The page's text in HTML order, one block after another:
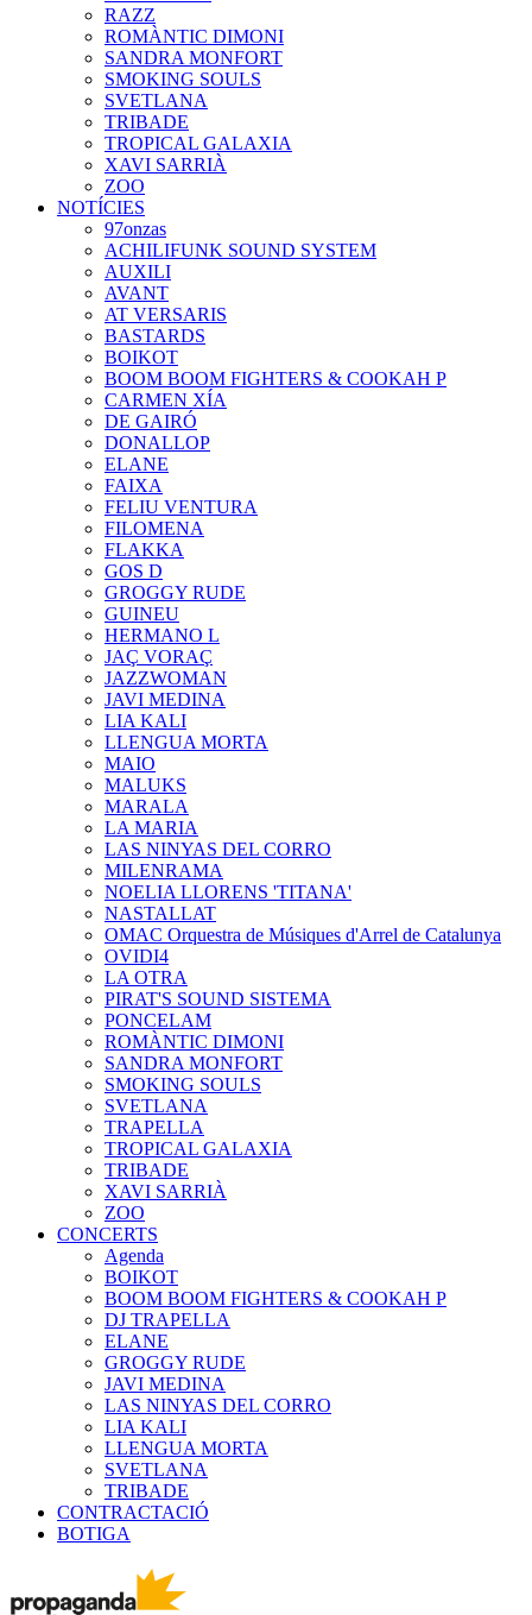
RAZZ
ROMÀNTIC DIMONI
SANDRA MONFORT
SMOKING SOULS
SVETLANA
TRIBADE
TROPICAL GALAXIA
XAVI SARRIÀ
ZOO
NOTÍCIES
97onzas
ACHILIFUNK SOUND SYSTEM
AUXILI
AVANT
AT VERSARIS
BASTARDS
BOIKOT
BOOM BOOM FIGHTERS & COOKAH P
CARMEN XÍA
DE GAIRÓ
DONALLOP
ELANE
FAIXA
FELIU VENTURA
FILOMENA
FLAKKA
GOS D
GROGGY RUDE
GUINEU
HERMANO L
JAÇ VORAÇ
JAZZWOMAN
JAVI MEDINA
LIA KALI
LLENGUA MORTA
MAIO
MALUKS
MARALA
LA MARIA
LAS NINYAS DEL CORRO
MILENRAMA
NOELIA LLORENS 'TITANA'
NASTALLAT
OMAC Orquestra de Músiques d'Arrel de Catalunya
OVIDI4
LA OTRA
PIRAT'S SOUND SISTEMA
PONCELAM
ROMÀNTIC DIMONI
SANDRA MONFORT
SMOKING SOULS
SVETLANA
TRAPELLA
TROPICAL GALAXIA
TRIBADE
XAVI SARRIÀ
ZOO
CONCERTS
Agenda
BOIKOT
BOOM BOOM FIGHTERS & COOKAH P
DJ TRAPELLA
ELANE
GROGGY RUDE
JAVI MEDINA
LAS NINYAS DEL CORRO
LIA KALI
LLENGUA MORTA
SVETLANA
TRIBADE
CONTRACTACIÓ
BOTIGA